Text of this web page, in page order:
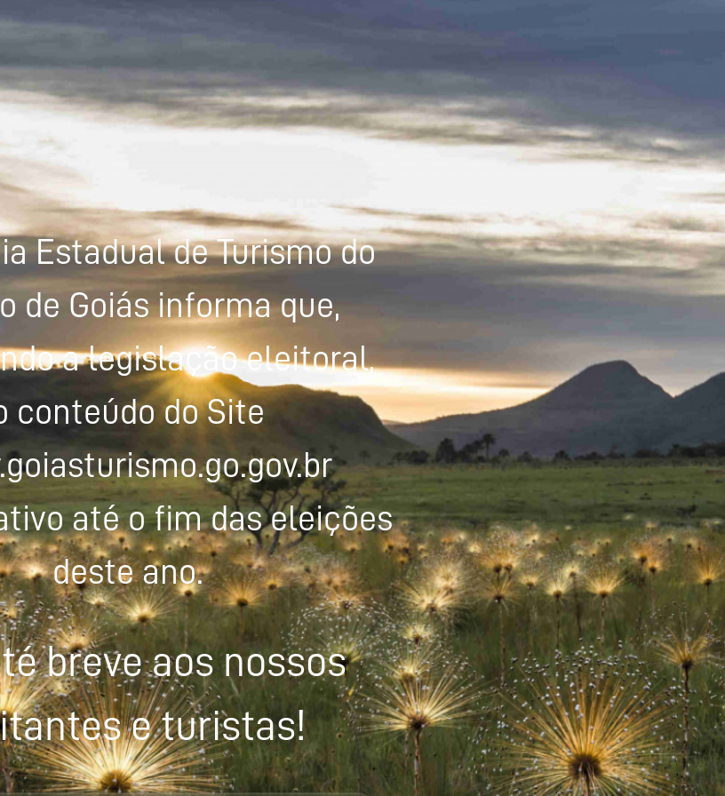
Estadual de Turismo do
de Goiás informa que,
a legislação eleitoral,
conteúdo do Site
até o fim das eleições
deste ano.
breve aos nossos
e turistas!